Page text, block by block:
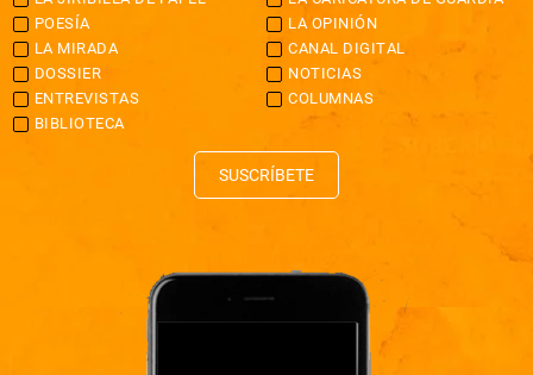
POESÍA
LA OPINIÓN
LA MIRADA
CANAL DIGITAL
DOSSIER
NOTICIAS
ENTREVISTAS
COLUMNAS
BIBLIOTECA
SUSCRÍBETE